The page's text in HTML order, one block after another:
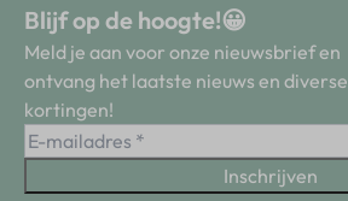
Blijf op de hoogte!😀
Meld je aan voor onze nieuwsbrief en
ontvang het laatste nieuws en diverse
kortingen!
Inschrijven